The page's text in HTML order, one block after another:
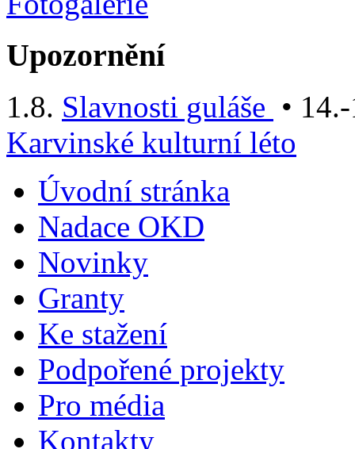
Upozornění
1.8. Slavnosti guláše •
Karvinské kulturní léto
Úvodní stránka
Nadace OKD
Novinky
Granty
Ke stažení
Podpořené projekty
Pro média
Kontakty